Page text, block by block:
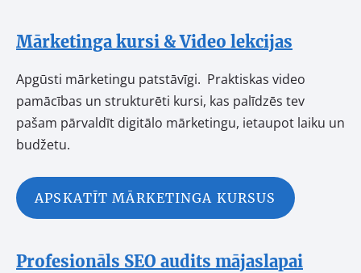
Mārketinga kursi & Video lekcijas
Apgūsti mārketingu patstāvīgi. Praktiskas video
pamācības un strukturēti kursi, kas palīdzēs tev
pašam pārvaldīt digitālo mārketingu, ietaupot laiku un
budžetu.
APSKATĪT MĀRKETINGA KURSUS
Profesionāls SEO audits mājaslapai